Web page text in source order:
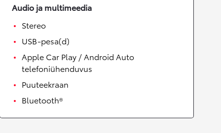
Audio ja multimeedia
Stereo
USB-pesa(d)
Apple Car Play / Android Auto
telefoniühenduvus
Puuteekraan
Bluetooth®